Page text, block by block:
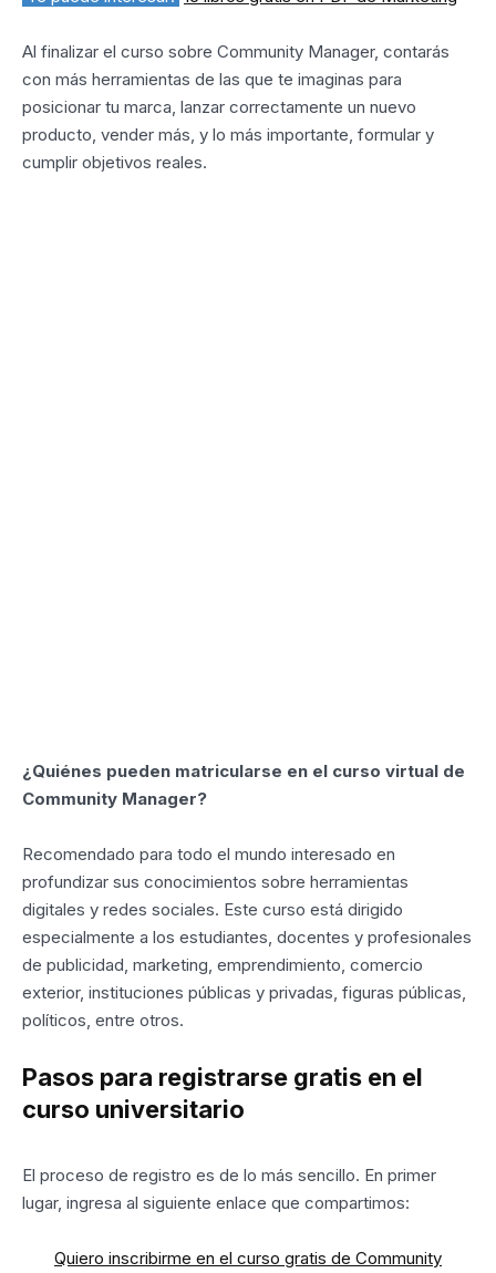
Al finalizar el curso sobre Community Manager, contarás
con más herramientas de las que te imaginas para
posicionar tu marca, lanzar correctamente un nuevo
producto, vender más, y lo más importante, formular y
cumplir objetivos reales.
¿Quiénes pueden matricularse en el curso virtual de
Community Manager?
Recomendado para todo el mundo interesado en
profundizar sus conocimientos sobre herramientas
digitales y redes sociales. Este curso está dirigido
especialmente a los estudiantes, docentes y profesionales
de publicidad, marketing, emprendimiento, comercio
exterior, instituciones públicas y privadas, figuras públicas,
políticos, entre otros.
Pasos para registrarse gratis en el
curso universitario
El proceso de registro es de lo más sencillo. En primer
lugar, ingresa al siguiente enlace que compartimos:
Quiero inscribirme en el curso gratis de Community